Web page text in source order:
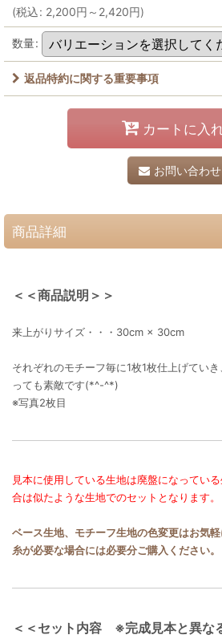
(税込: 2,200円 ～2,420円)
数量:
返品特約に関する重要事項
カートに入
お問い合わせ
商品詳細
＜＜商品説明＞＞
来上がりサイズ・・・30cm × 30cm
それぞれのモチーフ毎に1枚1枚仕上げてい
っても素敵です(*^-^*)
※写真2枚目
見本に使用している生地は廃盤になってい
合は似たような生地でのセットとなります。
ベース生地、モチーフ生地の色変更はお気
糸が必要な場合には必要分ご購入ください。
＜＜セット内容 ※完成見本と異な